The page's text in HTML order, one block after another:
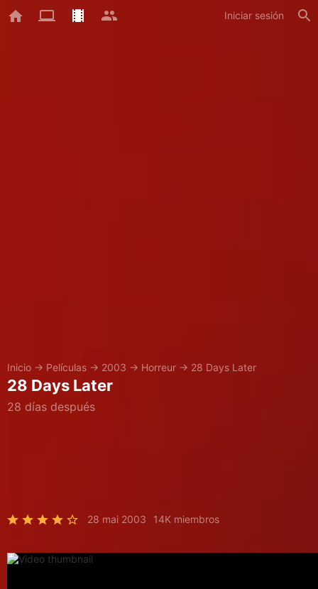
Iniciar sesión
Inicio → Películas → 2003 → Horreur → 28 Days Later
28 Days Later
28 días después
28 mai 2003 14K miembros